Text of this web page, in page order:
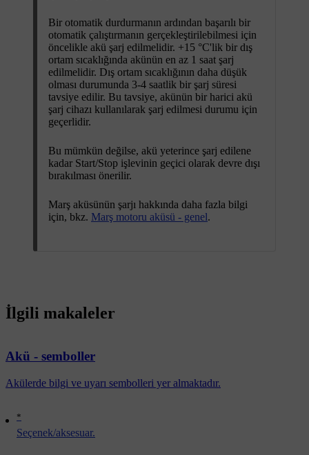
Bir otomatik durdurmanın ardından başarılı bir
otomatik çalıştırmanın gerçekleştirilebilmesi için
öncelikle akü şarj edilmelidir. +15 °C'lik bir dış
ortam sıcaklığında akünün en az 1 saat şarj
edilmelidir. Dış ortam sıcaklığının daha düşük
olması durumunda 3-4 saatlik bir şarj süresi
tavsiye edilir. Bu tavsiye, akünün bir harici akü
şarj cihazı kullanılarak şarj edilmesi durumu için
geçerlidir.
Bu mümkün değilse, akü yeterince şarj edilene
kadar Start/Stop işlevinin geçici olarak devre dışı
bırakılması önerilir.
Marş aküsünün şarjı hakkında daha fazla bilgi
için, bkz. Marş motoru aküsü - genel.
*
Seçenek/aksesuar.
İlgili makaleler
Akü - semboller
Akülerde bilgi ve uyarı sembolleri yer almaktadır.